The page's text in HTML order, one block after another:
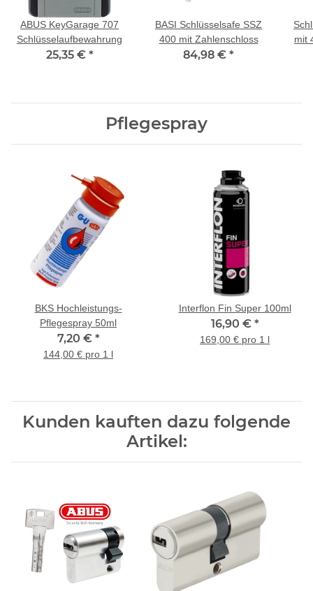
ABUS KeyGarage 707
Schlüsselaufbewahrung
25,35 € *
BASI Schlüsselsafe SSZ
400 mit Zahlenschloss
84,98 € *
mit
Pflegespray
BKS Hochleistungs-
Pflegespray 50ml
7,20 € *
144,00 € pro 1 l
Interflon Fin Super 100ml
16,90 € *
169,00 € pro 1 l
Kunden kauften dazu folgende
Artikel: